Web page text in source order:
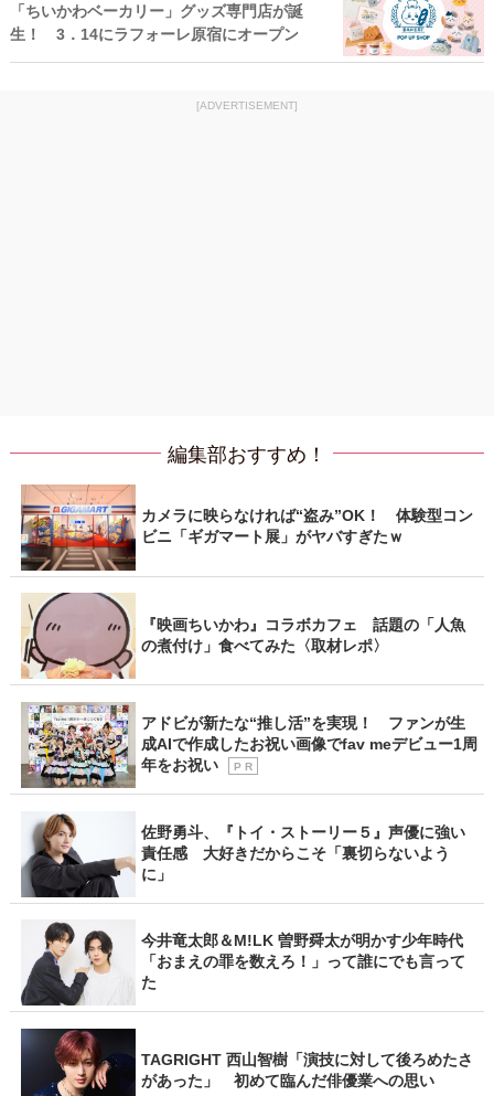
「ちいかわベーカリー」グッズ専門店が誕
生！ 3．14にラフォーレ原宿にオープン
[ADVERTISEMENT]
編集部おすすめ！
カメラに映らなければ“盗み”OK！ 体験型コン
ビニ「ギガマート展」がヤバすぎたｗ
『映画ちいかわ』コラボカフェ 話題の「人魚
の煮付け」食べてみた〈取材レポ〉
アドビが新たな“推し活”を実現！ ファンが生
成AIで作成したお祝い画像でfav meデビュー1周
年をお祝い
P R
佐野勇斗、『トイ・ストーリー５』声優に強い
責任感 大好きだからこそ「裏切らないよう
に」
今井竜太郎＆M!LK 曽野舜太が明かす少年時代
「おまえの罪を数えろ！」って誰にでも言って
た
TAGRIGHT 西山智樹「演技に対して後ろめたさ
があった」 初めて臨んだ俳優業への思い